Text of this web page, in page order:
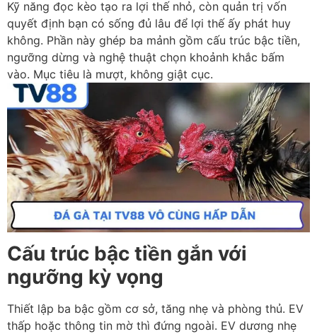
Kỹ năng đọc kèo tạo ra lợi thế nhỏ, còn quản trị vốn
quyết định bạn có sống đủ lâu để lợi thế ấy phát huy
không. Phần này ghép ba mảnh gồm cấu trúc bậc tiền,
ngưỡng dừng và nghệ thuật chọn khoảnh khắc bấm
vào. Mục tiêu là mượt, không giật cục.
Cấu trúc bậc tiền gắn với
ngưỡng kỳ vọng
Thiết lập ba bậc gồm cơ sở, tăng nhẹ và phòng thủ. EV
thấp hoặc thông tin mờ thì đứng ngoài. EV dương nhẹ